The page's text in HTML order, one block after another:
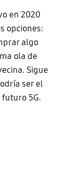
en 2020
opciones:
algo
ola de
Sigue
ser el
5G.